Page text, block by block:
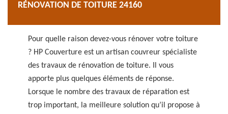
RÉNOVATION DE TOITURE 24160
Pour quelle raison devez-vous rénover votre toiture
? HP Couverture est un artisan couvreur spécialiste
des travaux de rénovation de toiture. Il vous
apporte plus quelques éléments de réponse.
Lorsque le nombre des travaux de réparation est
trop important, la meilleure solution qu’il propose à